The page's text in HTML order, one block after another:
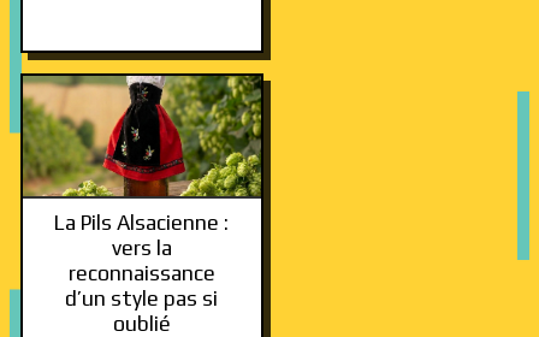
La Pils Alsacienne :
vers la
reconnaissance
d’un style pas si
oublié